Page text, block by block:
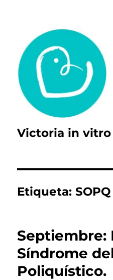
Victoria in vitro
Etiqueta:SOPQ
Septiembre:
Síndrome
Poliquístico.